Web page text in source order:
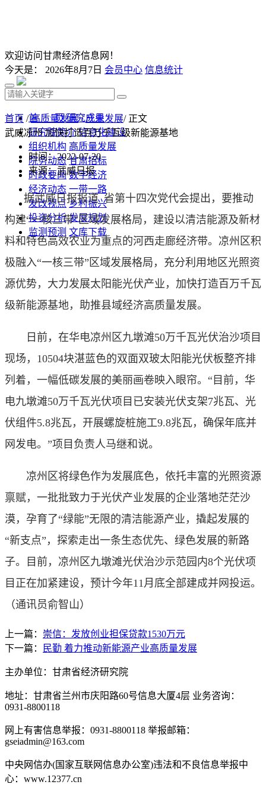
欢迎访问甘肃经济信息网！
今天是： 2026年8月7日 会员中心 信息统计
首 页 研究成果
研究院简介 信息化建设
组织机构 高质量发展
院务动态 甘肃招标
时政要闻 数字经济
经济动态 一带一路
发改视点 乡村振兴
投资分析 发展规划
监测预测 文库下载
首页 /高质量发展/产业发展/ 正文
武威凉州 加快打造百万千瓦级新能源基地
时间：2022-07-20
来源：武威日报
据武威日报报道 省第十四次党代会提出，要推动
构建“一核三带”区域发展格局，建设以清洁能源及新材
料和特色高效农业为重点的河西走廊经济带。凉州区积
极融入“一核三带”区域发展格局，充分利用地区光照资
源优势，大力发展太阳能光伏产业，加快打造百万千瓦
级新能源基地，助推县域经济高质量发展。
日前，在华电凉州区九墩滩50万千瓦光伏治沙项目
现场，10504块湛蓝色的双面双玻太阳能光伏板整齐排
列着，一幅低碳发展的美丽画卷映入眼帘。“目前，华
电九墩滩50万千瓦光伏项目已安装光伏支架7兆瓦、光
伏组件5.8兆瓦，开展螺旋桩施工9.8兆瓦，确保年底并
网发电。”项目负责人马继和说。
凉州区将绿色作为发展底色，依托丰富的光照资源
禀赋，一批批致力于光伏产业发展的企业落地茫茫沙
漠，孕育了“绿能”无限的清洁能源产业，撬起发展的
“新支点”，探索走出一条生态优先、绿色发展的新路
子。目前，凉州区九墩滩光伏治沙示范园内8个光伏项
目正在加紧建设，预计今年11月底全部建成并网投运。
（通讯员俞智山）
上一篇： 崇信：发放创业担保贷款1530万元
下一篇：
民勤 着力推动新能源产业高质量发展
主办单位：甘肃省经济研究院
地址：甘肃省兰州市庆阳路60号信息大厦4层 业务咨询：
0931-8800118
网上有害信息举报：0931-8800118 举报邮箱：
gseiadmin@163.com
中央网信办(国家互联网信息办公室)违法和不良信息举报中
心：www.12377.cn